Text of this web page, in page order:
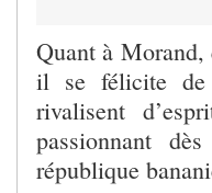
Quant à Morand,
il se félicite de
rivalisent
passionnant
république